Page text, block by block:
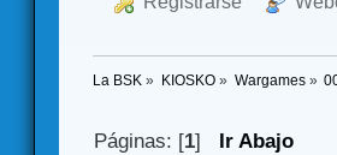
La BSK » KIOSKO» Wargames»
Páginas: [1]
Ir Abajo